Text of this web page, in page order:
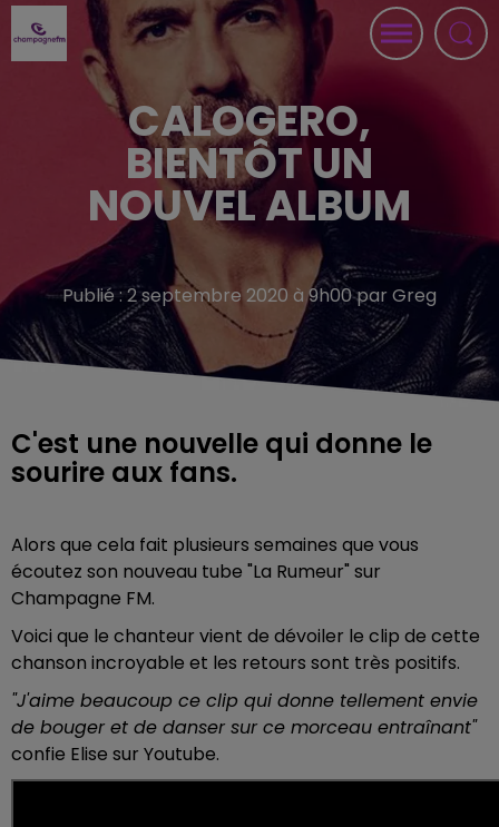
CALOGERO,
BIENTÔT UN
NOUVEL ALBUM
Publié : 2 septembre 2020 à 9h00 par Greg
C'est une nouvelle qui donne le
sourire aux fans.
Alors que cela fait plusieurs semaines que vous
écoutez son nouveau tube "La Rumeur" sur
Champagne FM.
Voici que le chanteur vient de dévoiler le clip de cette
chanson incroyable et les retours sont très positifs.
"J'aime beaucoup ce clip qui donne tellement envie
de bouger et de danser sur ce morceau entraînant"
confie Elise sur Youtube.